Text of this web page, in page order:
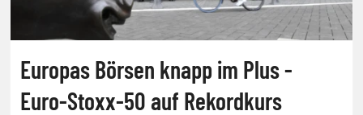
Europas Börsen knapp im Plus -
Euro-Stoxx-50 auf Rekordkurs